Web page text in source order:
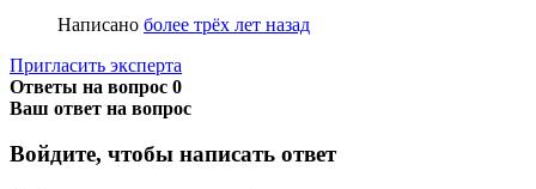
Написано более трёх лет назад
Пригласить эксперта
Ответы на вопрос 0
Ваш ответ на вопрос
Войдите, чтобы написать ответ